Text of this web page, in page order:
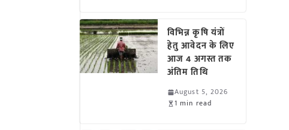
विभिन्न कृषि यंत्रों
हेतु आवेदन के लिए
आज 4 अगस्त तक
अंतिम तिथि
August 5, 2026
1 min read